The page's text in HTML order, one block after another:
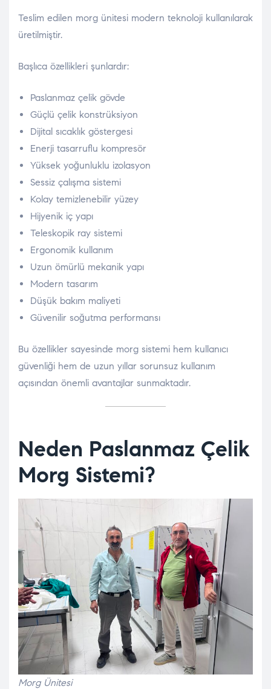
Teslim edilen morg ünitesi modern teknoloji kullanılarak
üretilmiştir.
Başlıca özellikleri şunlardır:
Paslanmaz çelik gövde
Güçlü çelik konstrüksiyon
Dijital sıcaklık göstergesi
Enerji tasarruflu kompresör
Yüksek yoğunluklu izolasyon
Sessiz çalışma sistemi
Kolay temizlenebilir yüzey
Hijyenik iç yapı
Teleskopik ray sistemi
Ergonomik kullanım
Uzun ömürlü mekanik yapı
Modern tasarım
Düşük bakım maliyeti
Güvenilir soğutma performansı
Bu özellikler sayesinde morg sistemi hem kullanıcı
güvenliği hem de uzun yıllar sorunsuz kullanım
açısından önemli avantajlar sunmaktadır.
Neden Paslanmaz Çelik
Morg Sistemi?
Morg Ünitesi